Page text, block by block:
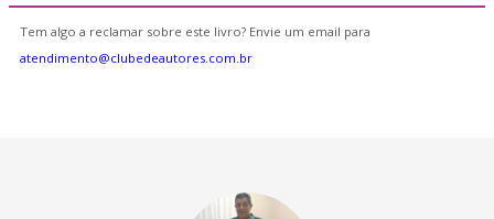
Tem algo a reclamar sobre este livro? Envie um email para
atendimento@clubedeautores.com.br